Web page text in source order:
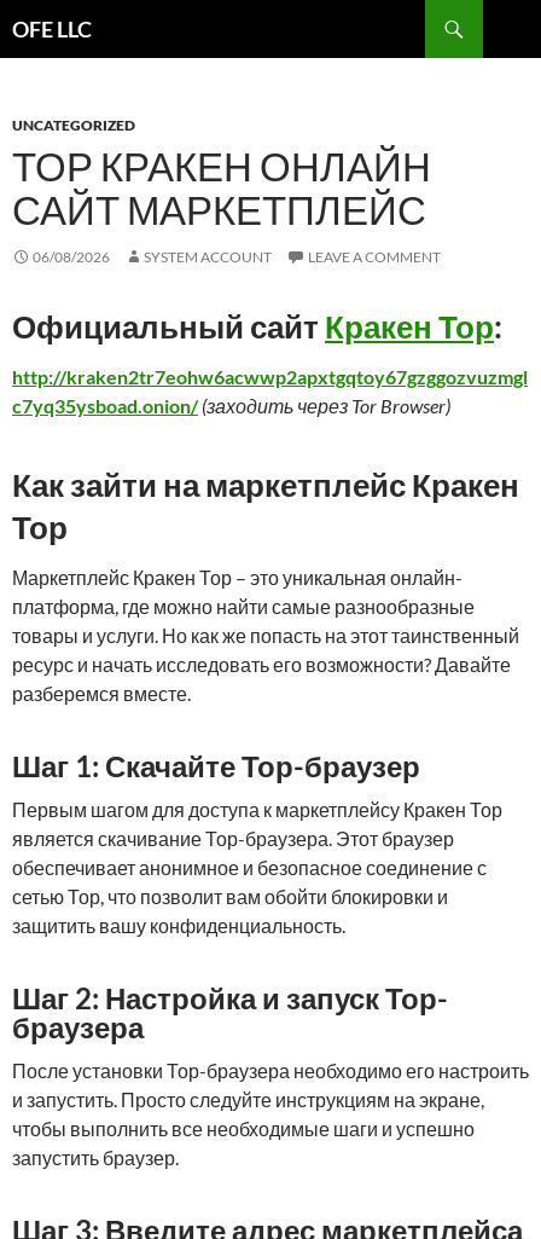
OFE LLC
UNCATEGORIZED
ТОР КРАКЕН ОНЛАЙН
САЙТ МАРКЕТПЛЕЙС
06/08/2026 SYSTEM ACCOUNT LEAVE A COMMENT
Официальный сайт Кракен Тор:
http://kraken2tr7eohw6acwwp2apxtgqtoy67gzggozvuzmgl
c7yq35ysboad.onion/ (заходить через Tor Browser)
Как зайти на маркетплейс Кракен
Тор
Маркетплейс Кракен Тор – это уникальная онлайн-
платформа, где можно найти самые разнообразные
товары и услуги. Но как же попасть на этот таинственный
ресурс и начать исследовать его возможности? Давайте
разберемся вместе.
Шаг 1: Скачайте Тор-браузер
Первым шагом для доступа к маркетплейсу Кракен Тор
является скачивание Тор-браузера. Этот браузер
обеспечивает анонимное и безопасное соединение с
сетью Тор, что позволит вам обойти блокировки и
защитить вашу конфиденциальность.
Шаг 2: Настройка и запуск Тор-
браузера
После установки Тор-браузера необходимо его настроить
и запустить. Просто следуйте инструкциям на экране,
чтобы выполнить все необходимые шаги и успешно
запустить браузер.
Шаг 3: Введите адрес маркетплейса